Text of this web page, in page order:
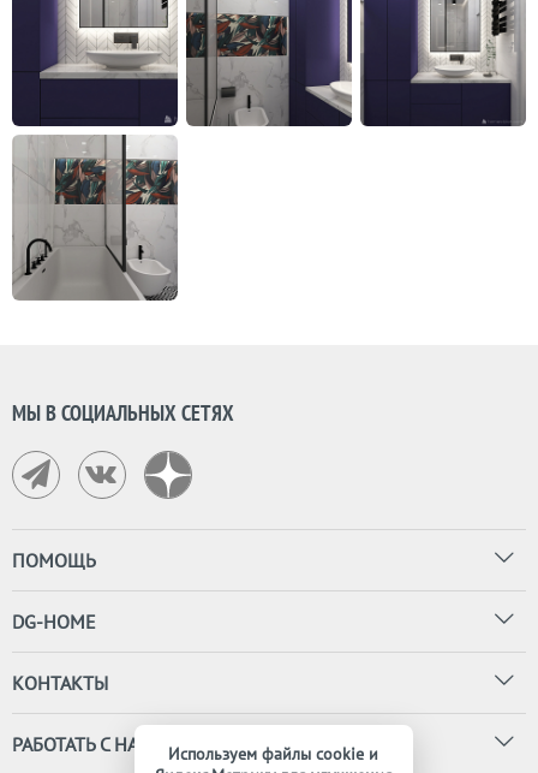
МЫ В СОЦИАЛЬНЫХ СЕТЯХ
ПОМОЩЬ
DG-HOME
КОНТАКТЫ
РАБОТАТЬ С НАМИ
Используем файлы cookie и